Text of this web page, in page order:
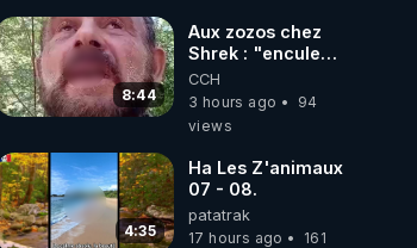
8:44
Aux zozos chez
Shrek : "encule
toi tout seul
espèce de mal
polish"
CCH
3 hours ago
94
views
4:35
Ha Les Z'animaux
07 - 08.
patatrak
17 hours ago
161